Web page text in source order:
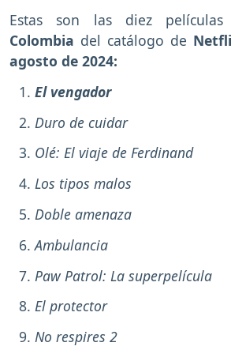
Estas son las diez
Colombia del catálogo de
agosto de 2024:
El vengador
Duro de cuidar
Olé: El viaje de Ferdinand
Los tipos malos
Doble amenaza
Ambulancia
Paw Patrol: La superpelícula
El protector
No respires 2